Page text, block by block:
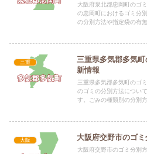
大阪府泉北郡忠岡町のゴ
の忠岡町におけるゴミ分
の分別方法や指定袋の有
三重
三重県多気郡多気
新情報
三重県多気郡多気町のゴ
のゴミの分別方法につい
す。ごみの種類別の分別
大阪 大阪府交野市のゴ
大阪府交野市のゴミ分別